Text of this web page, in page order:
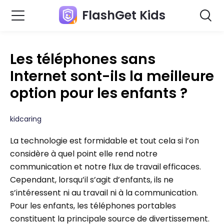
FlashGet Kids
Les téléphones sans
Internet sont-ils la meilleure
option pour les enfants ?
kidcaring
La technologie est formidable et tout cela si l’on
considère à quel point elle rend notre
communication et notre flux de travail efficaces.
Cependant, lorsqu’il s’agit d’enfants, ils ne
s’intéressent ni au travail ni à la communication.
Pour les enfants, les téléphones portables
constituent la principale source de divertissement.